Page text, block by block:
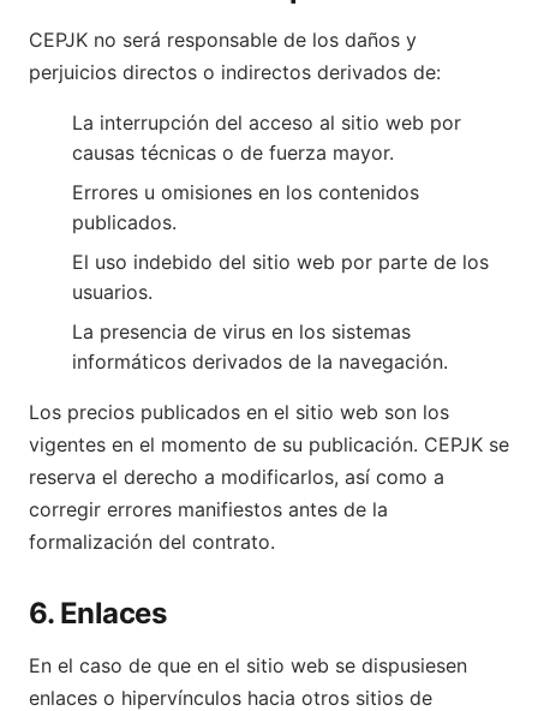
CEPJK no será responsable de los daños y
perjuicios directos o indirectos derivados de:
La interrupción del acceso al sitio web por
causas técnicas o de fuerza mayor.
Errores u omisiones en los contenidos
publicados.
El uso indebido del sitio web por parte de los
usuarios.
La presencia de virus en los sistemas
informáticos derivados de la navegación.
Los precios publicados en el sitio web son los
vigentes en el momento de su publicación. CEPJK se
reserva el derecho a modificarlos, así como a
corregir errores manifiestos antes de la
formalización del contrato.
6. Enlaces
En el caso de que en el sitio web se dispusiesen
enlaces o hipervínculos hacia otros sitios de